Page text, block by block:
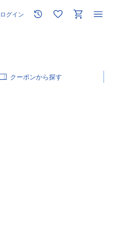
ログイン
クーポン